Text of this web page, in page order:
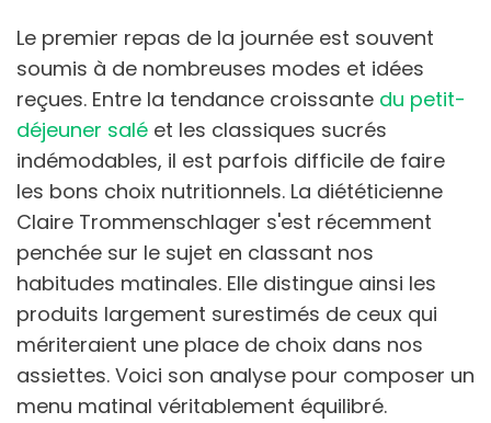
Le premier repas de la journée est souvent
soumis à de nombreuses modes et idées
reçues. Entre la tendance croissante du petit-
déjeuner salé et les classiques sucrés
indémodables, il est parfois difficile de faire
les bons choix nutritionnels. La diététicienne
Claire Trommenschlager s'est récemment
penchée sur le sujet en classant nos
habitudes matinales. Elle distingue ainsi les
produits largement surestimés de ceux qui
mériteraient une place de choix dans nos
assiettes. Voici son analyse pour composer un
menu matinal véritablement équilibré.